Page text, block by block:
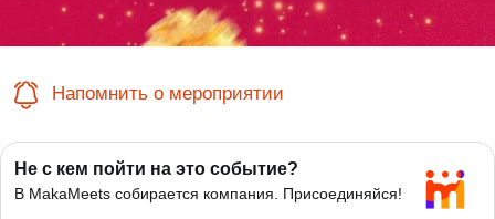
Напомнить о мероприятии